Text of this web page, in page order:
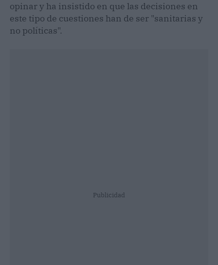
opinar y ha insistido en que las decisiones en
este tipo de cuestiones han de ser "sanitarias y
no políticas".
Publicidad